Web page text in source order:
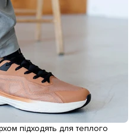
підходять для теплого